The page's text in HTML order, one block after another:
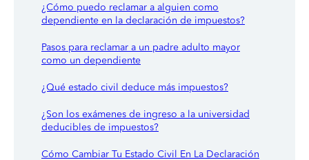
¿Cómo puedo reclamar a alguien como
dependiente en la declaración de impuestos?
Pasos para reclamar a un padre adulto mayor
como un dependiente
¿Qué estado civil deduce más impuestos?
¿Son los exámenes de ingreso a la universidad
deducibles de impuestos?
Cómo Cambiar Tu Estado Civil En La Declaración